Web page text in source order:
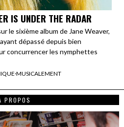
IS UNDER THE RADAR
le sixième album de Jane Weaver,
dépassé depuis bien
concurrencer les nymphettes
·MUSICALEMENT
PROPOS